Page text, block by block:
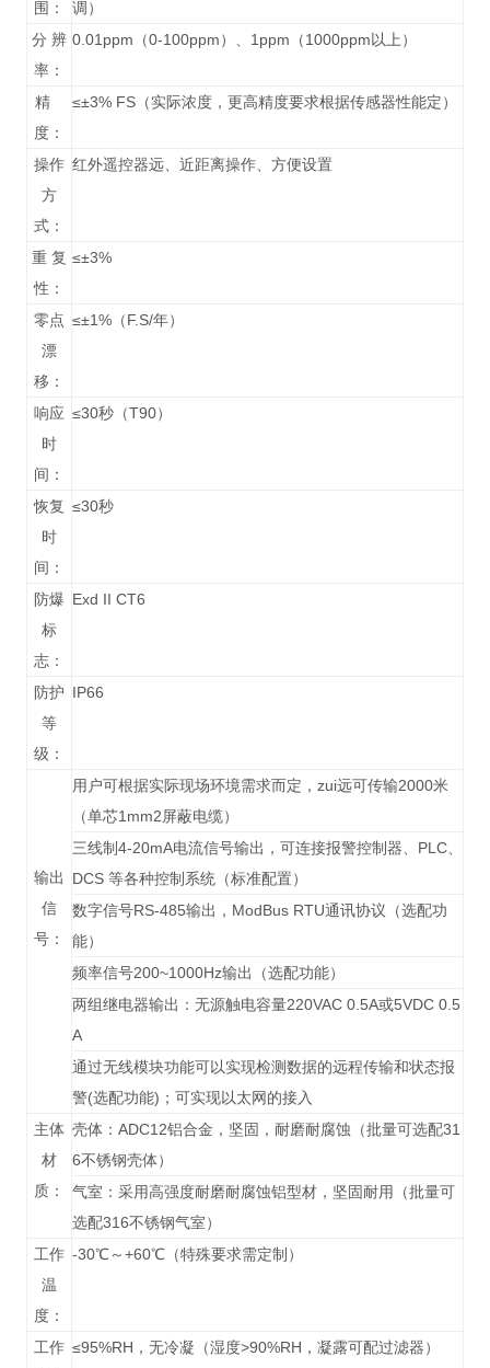
围：
调）
分 辨
率：
0.01ppm（0-100ppm）、1ppm（1000ppm以上）
精
度：
≤±3% FS（实际浓度，更高精度要求根据传感器性能定）
操作
方
式：
红外遥控器远、近距离操作、方便设置
重 复
性：
≤±3%
零点
漂
移：
≤±1%（F.S/年）
响应
时
间：
≤30秒（T90）
恢复
时
间：
≤30秒
防爆
标
志：
Exd II CT6
防护
等
级：
IP66
输出
信
号：
用户可根据实际现场环境需求而定，zui远可传输2000米
（单芯1mm2屏蔽电缆）
三线制4-20mA电流信号输出，可连接报警控制器、PLC、
DCS 等各种控制系统（标准配置）
数字信号RS-485输出，ModBus RTU通讯协议（选配功
能）
频率信号200~1000Hz输出（选配功能）
两组继电器输出：无源触电容量220VAC 0.5A或5VDC 0.5
A
通过无线模块功能可以实现检测数据的远程传输和状态报
警(选配功能)；可实现以太网的接入
主体
材
质：
壳体：ADC12铝合金，坚固，耐磨耐腐蚀（批量可选配31
6不锈钢壳体）
气室：采用高强度耐磨耐腐蚀铝型材，坚固耐用（批量可
选配316不锈钢气室）
工作
温
度：
-30℃～+60℃（特殊要求需定制）
工作 ≤95%RH，无冷凝（湿度>90%RH，凝露可配过滤器）